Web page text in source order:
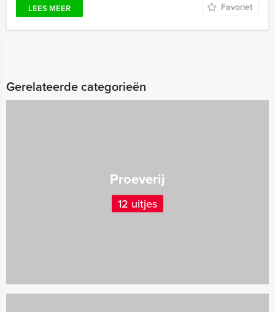
LEES MEER Favoriet
Gerelateerde categorieën
Proeverij
12 uitjes